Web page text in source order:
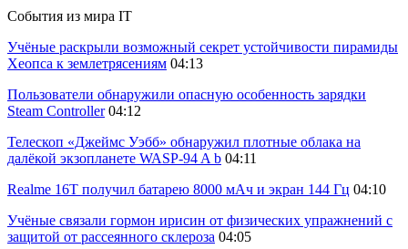
События из мира IT
Учёные раскрыли возможный секрет устойчивости пирамиды
Хеопса к землетрясениям 04:13
Пользователи обнаружили опасную особенность зарядки
Steam Controller 04:12
Телескоп «Джеймс Уэбб» обнаружил плотные облака на
далёкой экзопланете WASP-94 A b 04:11
Realme 16T получил батарею 8000 мАч и экран 144 Гц 04:10
Учёные связали гормон ирисин от физических упражнений с
защитой от рассеянного склероза 04:05